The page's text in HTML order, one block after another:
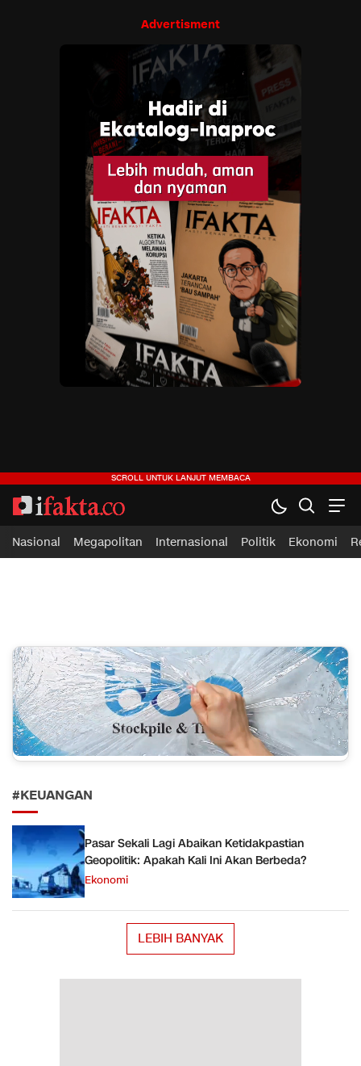
Advertisment
ifakta.co
#pastibenar
Nasional Megapolitan Internasional Politik Ekonomi
#KEUANGAN
Pasar Sekali Lagi Abaikan Ketidakpastian
Geopolitik: Apakah Kali Ini Akan Berbeda?
Ekonomi
LEBIH BANYAK